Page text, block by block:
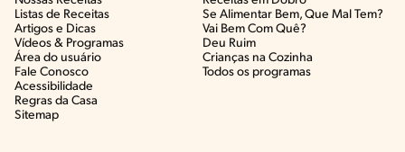
Listas de Receitas​
Artigos e Dicas​
Vídeos & Programas​
Área do usuário
Fale Conosco
Acessibilidade
Regras da Casa
Sitemap
Se Alimentar Bem, Que Mal Tem?​
Vai Bem Com Quê?​
Deu Ruim​
Crianças na Cozinha​
Todos os programas